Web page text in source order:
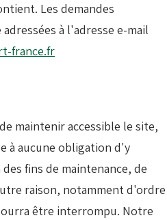
Les demandes
à l'adresse e-mail
france.fr
maintenir accessible le site,
à aucune obligation d'y
fins de maintenance, de
raison, notamment d'ordre
être interrompu. Notre